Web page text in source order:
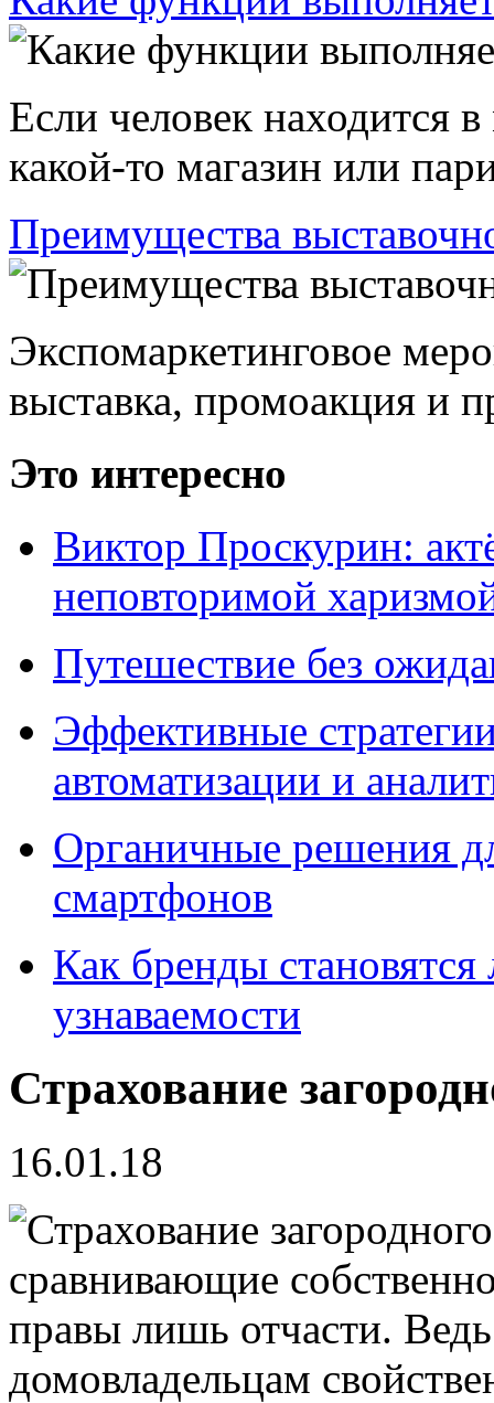
Если человек находится
какой-то магазин или
Преимущества
Экспомаркетинговое
выставка, промоакция и
Это интересно
Виктор Проскурин:
неповторимой
Путешествие без
Эффективные
автоматизации и
Органичные решения
смартфонов
Как бренды
узнаваемости
Страхование
16.01.18
сравнивающие
правы лишь отчасти.
домовладельцам